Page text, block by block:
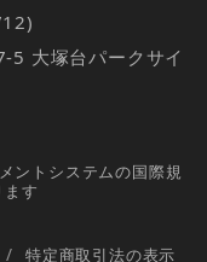
大塚台パークサイ
ントシステムの国際規
す
/ 特定商取引法の表示